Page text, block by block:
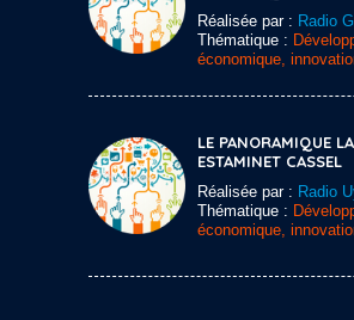
Réalisée par : Radio
Thématique :
économique,
LE PANORAMIQUE
ESTAMINET CASSEL
Réalisée par : Radio
Thématique :
économique,